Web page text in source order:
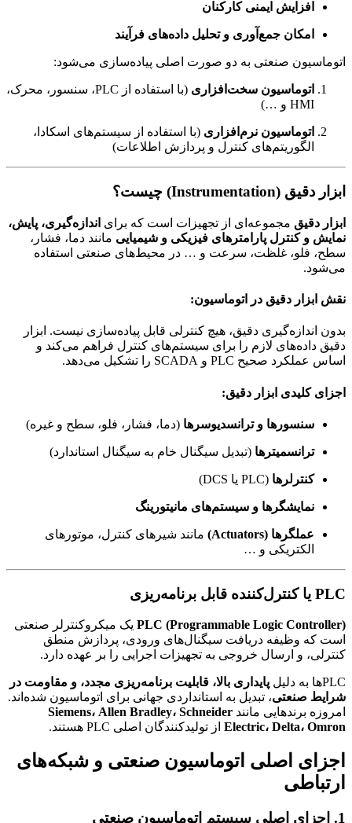
افزایش ایمنی کارکنان
امکان جمع‌آوری و تحلیل داده‌های فرآیند
اتوماسیون صنعتی به دو صورت اصلی پیاده‌سازی می‌شود:
اتوماسیون سخت‌افزاری
(با استفاده از PLC، سنسور، محرک،
HMI و …)
اتوماسیون نرم‌افزاری (با استفاده از سیستم‌های اسکادا،
الگوریتم‌های کنترل و پردازش اطلاعات)
ابزار دقیق (Instrumentation) چیست؟
ابزار دقیق مجموعه‌ای از تجهیزات است که برای اندازه‌گیری، پایش،
نمایش و کنترل پارامترهای فیزیکی و شیمیایی مانند دما، فشار،
سطح، فلو، غلظت، سرعت و … در محیط‌های صنعتی استفاده
می‌شود.
نقش ابزار دقیق در اتوماسیون:
بدون اندازه‌گیری دقیق، هیچ کنترلی قابل پیاده‌سازی نیست. ابزار
دقیق داده‌های لازم را برای سیستم‌های کنترل فراهم می‌کند و
اساس عملکرد صحیح PLC و SCADA را تشکیل می‌دهد.
اجزای کلیدی ابزار دقیق:
سنسورها و ترانسدیوسرها (دما، فشار، فلو، سطح و غیره)
ترانسمیترها (تبدیل سیگنال خام به سیگنال استاندارد)
کنترلرها (PLC یا DCS)
نمایشگرها و سیستم‌های مانیتورینگ
عملگرها (Actuators)
مانند شیرهای کنترل، موتورهای
الکتریکی و …
PLC یا کنترل‌کننده قابل برنامه‌ریزی
PLC (Programmable Logic Controller) یک میکروکنترلر صنعتی
است که وظیفه دریافت سیگنال‌های ورودی، پردازش منطق
کنترلی، و ارسال خروجی به تجهیزات اجرایی را بر عهده دارد.
PLCها به دلیل
پایداری بالا، قابلیت برنامه‌ریزی مجدد، و مقاومت در
شرایط صنعتی، تبدیل به استانداردی جهانی برای اتوماسیون شده‌اند.
امروزه برندهایی مانند Siemens، Allen Bradley، Schneider
Electric، Delta، Omron از تولیدکنندگان اصلی PLC هستند.
اجزای اصلی اتوماسیون صنعتی و شبکه‌های
ارتباطی
1. اجزای اصلی سیستم اتوماسیون صنعتی